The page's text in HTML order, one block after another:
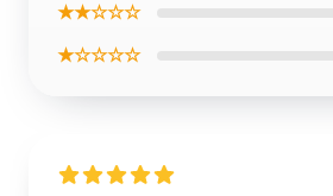
★★☆☆☆
★☆☆☆☆